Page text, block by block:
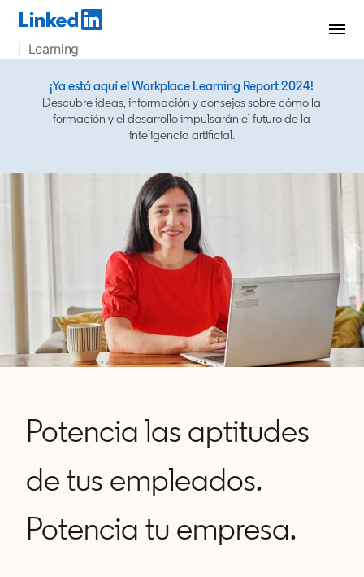
| Learning
¡Ya está aquí el Workplace Learning Report 2024!
Descubre ideas, información y consejos sobre cómo la
formación y el desarrollo impulsarán el futuro de la
inteligencia artificial.
Potencia las aptitudes
de tus empleados.
Potencia tu empresa.